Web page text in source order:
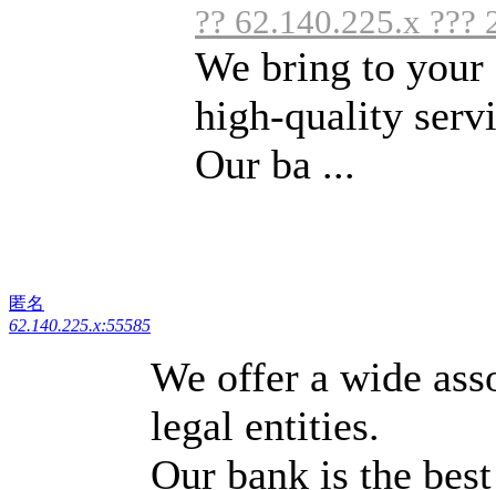
匿名
62.140.225.x:55585
?? 62.140.225.x ???
We bring to your
high-quality
Our ba ...
We offer a wide
legal entities.
Our bank is the